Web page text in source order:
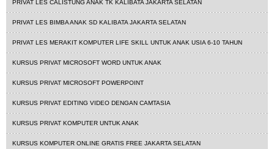
PRIVAT LES CALISTUNG ANAK TK KALIBATA JAKARTA SELATAN
PRIVAT LES BIMBA ANAK SD KALIBATA JAKARTA SELATAN
PRIVAT LES MERAKIT KOMPUTER LIFE SKILL UNTUK ANAK USIA 6-10 TAHUN
KURSUS PRIVAT MICROSOFT WORD UNTUK ANAK
KURSUS PRIVAT MICROSOFT POWERPOINT
KURSUS PRIVAT EDITING VIDEO DENGAN CAMTASIA
KURSUS PRIVAT KOMPUTER UNTUK ANAK
KURSUS KOMPUTER ONLINE GRATIS FREE JAKARTA SELATAN